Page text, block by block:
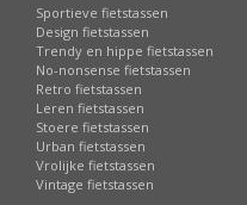
Sportieve fietstassen
Design fietstassen
Trendy en hippe fietstassen
No-nonsense fietstassen
Retro fietstassen
Leren fietstassen
Stoere fietstassen
Urban fietstassen
Vrolijke fietstassen
Vintage fietstassen